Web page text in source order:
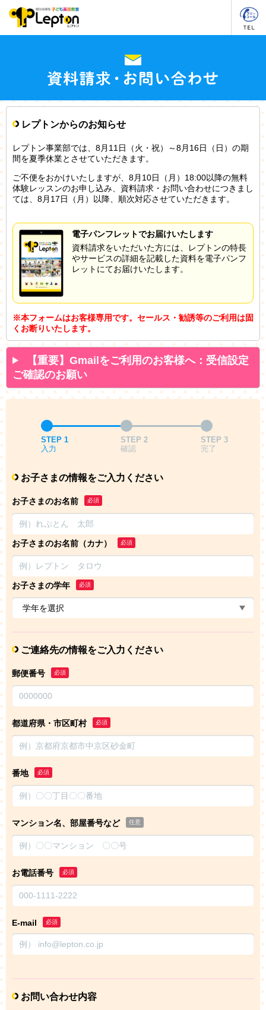
レプトンからのお知らせ
レプトン事業部では、8月11日（火・祝）～8月16日（日）の期
間を夏季休業とさせていただきます。
ご不便をおかけいたしますが、8月10日（月）18:00以降の無料
体験レッスンのお申し込み、資料請求・お問い合わせにつきまし
ては、8月17日（月）以降、順次対応させていただきます。
電子パンフレットでお届けいたします
資料請求をいただいた方には、レプトンの特長
やサービスの詳細を記載した資料を電子パンフ
レットにてお届けいたします。
※本フォームはお客様専用です。セールス・勧誘等のご利用は固
くお断りいたします。
【重要】Gmailをご利用のお客様へ：受信設定
ご確認のお願い
STEP 1
入力
STEP 2
確認
STEP 3
完了
お子さまの情報をご入力ください
お子さまのお名前 必須
お子さまのお名前（カナ） 必須
お子さまの学年 必須
ご連絡先の情報をご入力ください
郵便番号 必須
都道府県・市区町村 必須
番地 必須
マンション名、部屋番号など 任意
お電話番号 必須
E-mail 必須
お問い合わせ内容